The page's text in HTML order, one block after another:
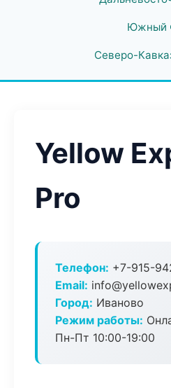
Южный
Северо-
Yellow
Pro
Телефон: +7-915-
Email:
Город: Иваново
Режим работы:
Пн-Пт 10:00-19:00